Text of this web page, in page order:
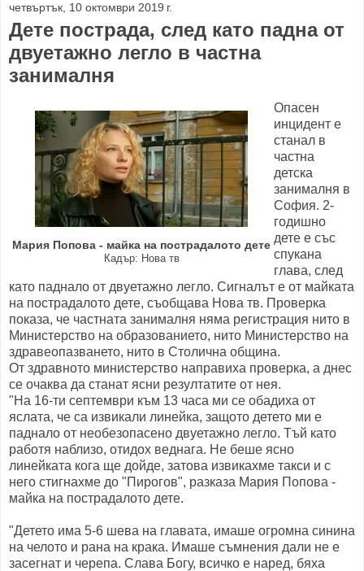
четвъртък, 10 октомври 2019 г.
Дете пострада, след като падна от
двуетажно легло в частна
занималня
Мария Попова - майка на пострадалото дете
Кадър: Нова тв
Опасен
инцидент е
станал в
частна
детска
занималня в
София. 2-
годишно
дете е със
спукана
глава, след
като паднало от двуетажно легло. Сигналът е от майката
на пострадалото дете, съобщава Нова тв. Проверка
показа, че частната занималня няма регистрация нито в
Министерство на образованието, нито Министерство на
здравеопазването, нито в Столична община.
От здравното министерство направиха проверка, а днес
се очаква да станат ясни резултатите от нея.
"На 16-ти септември към 13 часа ми се обадиха от
яслата, че са извикали линейка, защото детето ми е
паднало от необезопасено двуетажно легло. Тъй като
работя наблизо, отидох веднага. Не беше ясно
линейката кога ще дойде, затова извикахме такси и с
него стигнахме до "Пирогов", разказа Мария Попова -
майка на пострадалото дете.
"Детето има 5-6 шева на главата, имаше огромна синина
на челото и рана на крака. Имаше съмнения дали не е
засегнат и черепа. Слава Богу, всичко е наред, бяха